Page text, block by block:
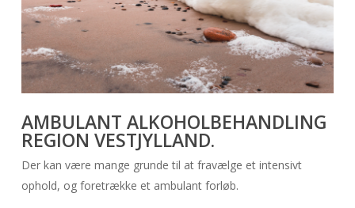
AMBULANT ALKOHOLBEHANDLING
REGION VESTJYLLAND.
Der kan være mange grunde til at fravælge et intensivt
ophold, og foretrække et ambulant forløb.